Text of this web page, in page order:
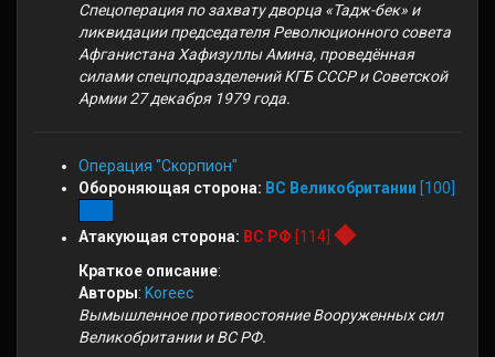
Cпецоперация по захвату дворца «Тадж-бек» и
ликвидации председателя Революционного совета
Афганистана Хафизуллы Амина, проведённая
силами спецподразделений КГБ СССР и Советской
Армии 27 декабря 1979 года.
Операция "Скорпион"
Обороняющая сторона: ВС Великобритании [100]
Атакующая сторона: ВС РФ [114]
Краткое описание:
Авторы: Koreec
Вымышленное противостояние Вооруженных сил
Великобритании и ВС РФ.